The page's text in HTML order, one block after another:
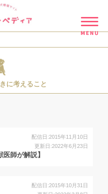
に考えること
配信日:2015年11月10日
更新日:2022年6月23日
医師が解説】
配信日:2015年10月31日